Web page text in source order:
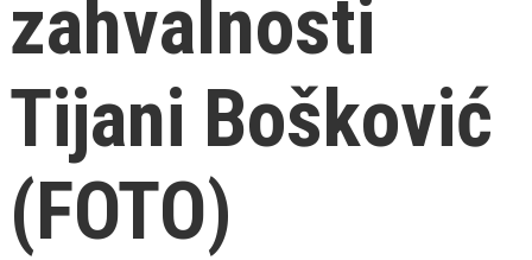
zahvalnosti
Tijani Bošković
(FOTO)